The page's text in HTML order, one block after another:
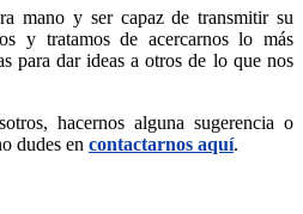
mano y ser capaz de transmitir su
y tratamos de acercarnos lo más
para dar ideas a otros de lo que nos
hacernos alguna sugerencia o
dudes en contactarnos aquí.